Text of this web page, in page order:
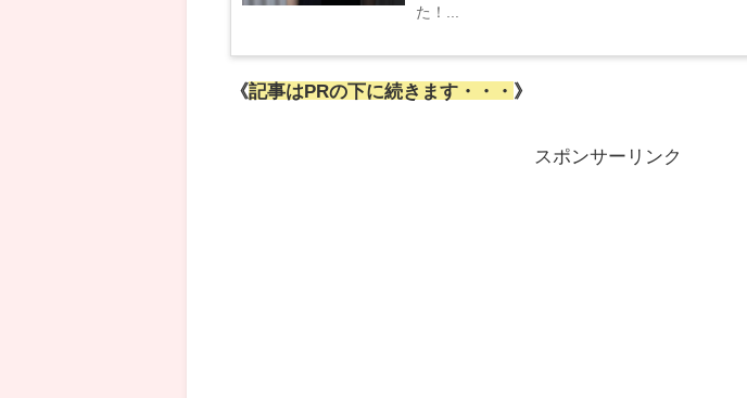
た！...
《記事はPRの下に続きます・・・ 》
スポンサーリンク